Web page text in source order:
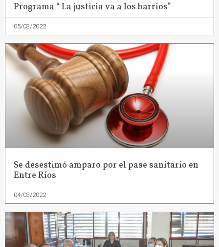
Programa “ La justicia va a los barrios”
05/03/2022
Se desestimó amparo por el pase sanitario en
Entre Ríos
04/03/2022